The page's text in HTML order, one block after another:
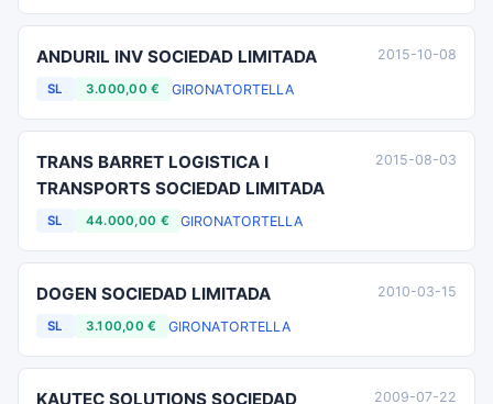
ANDURIL INV SOCIEDAD LIMITADA
SL 3.000,00 € GIRONATORTELLA
2015-10-08
TRANS BARRET LOGISTICA I
TRANSPORTS SOCIEDAD LIMITADA
SL 44.000,00 € GIRONATORTELLA
2015-08-03
DOGEN SOCIEDAD LIMITADA
SL 3.100,00 € GIRONATORTELLA
2010-03-15
KAUTEC SOLUTIONS SOCIEDAD 2009-07-22